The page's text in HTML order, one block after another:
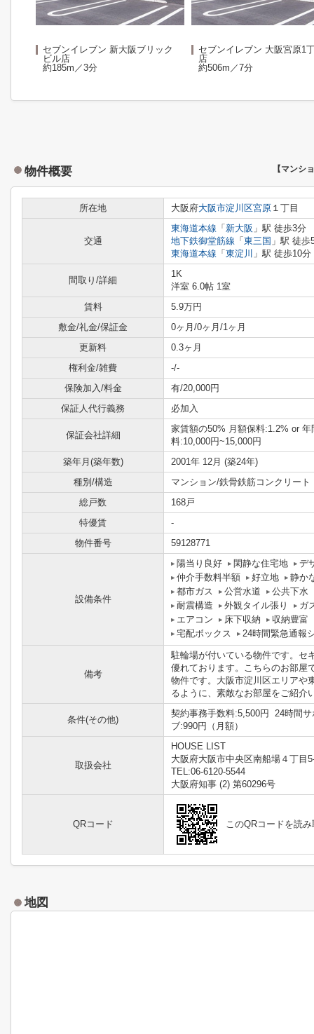
セブンイレブン 新大阪ブリック
ビル店
約185m／3分
セブンイレブン 大阪宮原1
店
約506m／7分
物件概要 【マンシ
所在地 大阪府大阪市淀川区宮原 １丁目
交通
東海道本線 「 新大阪 」駅 徒歩3分
地下鉄御堂筋線 「 東三国 」駅 徒歩
東海道本線 「 東淀川 」駅 徒歩10分
間取り/詳細
1K
洋室 6.0帖 1室
賃料
5.9万円
敷金/礼金/保証金
0ヶ月/0ヶ月/1ヶ月
更新料
0.3ヶ月
権利金/雑費
-/-
保険加入/料金
有/20,000円
保証人代行義務
必加入
保証会社詳細
家賃額の50% 月額保料:1.2% or 年
料:10,000円~15,000円
築年月(築年数)
2001年 12月 (築24年)
種別/構造
マンション/鉄骨鉄筋コンクリート
総戸数
168戸
特優賃
-
物件番号
59128771
設備条件
陽当り良好 閑静な住宅地
デ
仲介手数料半額
好立地
静か
都市ガス
公営水道
公共下水
耐震構造
外観タイル張り
ガ
エアコン
床下収納
収納豊富
宅配ボックス
24時間緊急通報
備考
駐輪場が付いている物件です。セ
優れております。こちらのお部屋
物件です。大阪市淀川区エリアや
るように、素敵なお部屋をご紹介
条件(その他)
契約事務手数料:5,500円 24時間
ブ:990円（月額）
取扱会社
HOUSE LIST
大阪府大阪市中央区南船場４丁目
TEL:06-6120-5544
大阪府知事 (2) 第60296号
QRコード このQRコードを読
地図